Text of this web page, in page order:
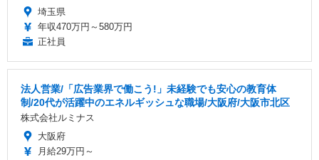
埼玉県
年収470万円～580万円
正社員
法人営業/「広告業界で働こう!」未経験でも安心の教育体
制/20代が活躍中のエネルギッシュな職場/大阪府/大阪市北区
株式会社ルミナス
大阪府
月給29万円～